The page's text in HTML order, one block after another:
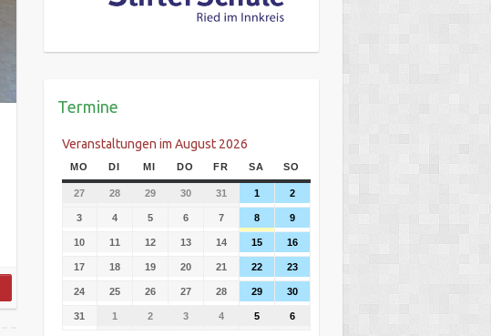
Termine
Veranstaltungen im August 2026
MO DI MI DO FR SA SO
27 28 29 30 31 1 2
3 4 5 6 7 8 9
10 11 12 13 14 15 16
17 18 19 20 21 22 23
24 25 26 27 28 29 30
31 1 2 3 4 5 6